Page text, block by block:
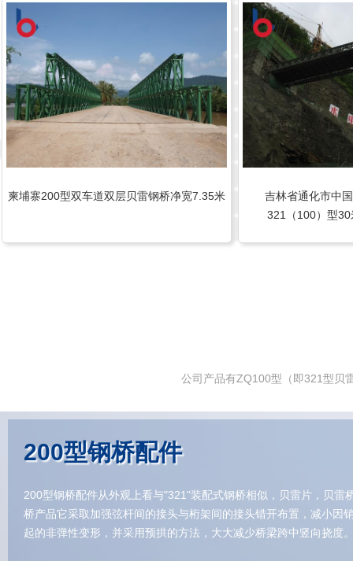
柬埔寨200型双车道双层贝雷钢桥净宽7.35米
吉林省通化市中
321（100）型
公司产品有ZQ100型（即321型贝
200型钢桥配件
200型钢桥配件从外观上看与"321"装配式钢桥相似，贝雷片，贝雷
桥产品它采取加强弦杆间的接头与桁架间的接头错开布置，减小因
起的非弹性变形，并采用预拱的方法，大大减少桥梁跨中竖向挠度